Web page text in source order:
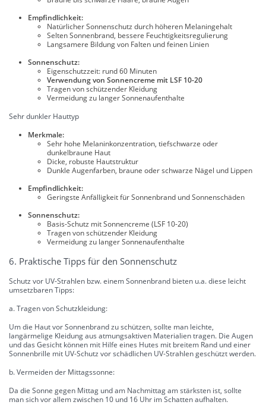
Empfindlichkeit:
Natürlicher Sonnenschutz durch höheren Melaningehalt
Selten Sonnenbrand, bessere Feuchtigkeitsregulierung
Langsamere Bildung von Falten und feinen Linien
Sonnenschutz:
Eigenschutzzeit: rund 60 Minuten
Verwendung von Sonnencreme mit LSF 10-20
Tragen von schützender Kleidung
Vermeidung zu langer Sonnenaufenthalte
Sehr dunkler Hauttyp
Merkmale:
Sehr hohe Melaninkonzentration, tiefschwarze oder
dunkelbraune Haut
Dicke, robuste Hautstruktur
Dunkle Augenfarben, braune oder schwarze Nägel und Lippen
Empfindlichkeit:
Geringste Anfälligkeit für Sonnenbrand und Sonnenschäden
Sonnenschutz:
Basis-Schutz mit Sonnencreme (LSF 10-20)
Tragen von schützender Kleidung
Vermeidung zu langer Sonnenaufenthalte
6. Praktische Tipps für den Sonnenschutz
Schutz vor UV-Strahlen bzw. einem Sonnenbrand bieten u.a. diese leicht
umsetzbaren Tipps:
a. Tragen von Schutzkleidung:
Um die Haut vor Sonnenbrand zu schützen, sollte man leichte,
langärmelige Kleidung aus atmungsaktiven Materialien tragen. Die Augen
und das Gesicht können mit Hilfe eines Hutes mit breitem Rand und einer
Sonnenbrille mit UV-Schutz vor schädlichen UV-Strahlen geschützt werden.
b. Vermeiden der Mittagssonne:
Da die Sonne gegen Mittag und am Nachmittag am stärksten ist, sollte
man sich vor allem zwischen 10 und 16 Uhr im Schatten aufhalten.